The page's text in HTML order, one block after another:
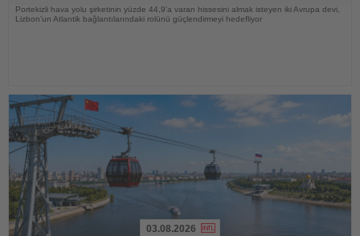
Portekizli hava yolu şirketinin yüzde 44,9’a varan hissesini almak isteyen iki Avrupa devi,
Lizbon’un Atlantik bağlantılarındaki rolünü güçlendirmeyi hedefliyor
03.08.2026